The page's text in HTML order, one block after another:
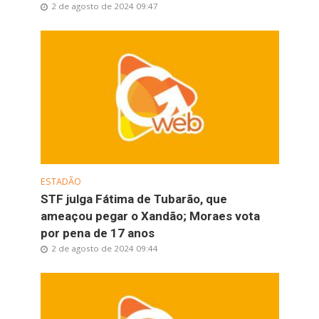
2 de agosto de 2024 09:47
ESTADÃO
STF julga Fátima de Tubarão, que
ameaçou pegar o Xandão; Moraes vota
por pena de 17 anos
2 de agosto de 2024 09:44